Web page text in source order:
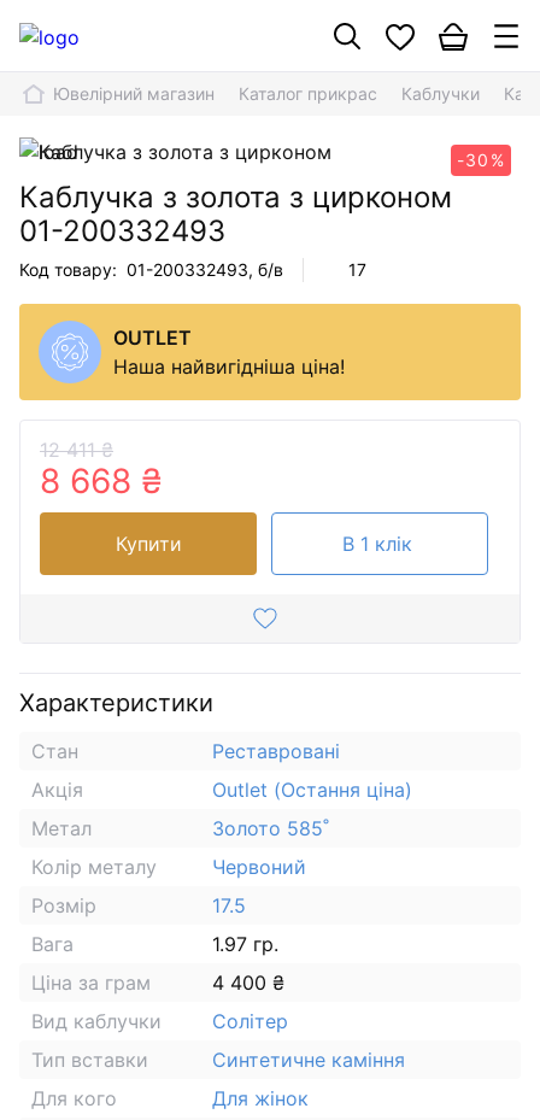
Ювелірний магазин Каталог прикрас Каблучки
-30%
Каблучка з золота з цирконом
01-200332493
Код товару: 01-200332493, б/в 17
OUTLET
Наша найвигідніша ціна!
12 411 ₴
8 668 ₴
Купити В 1 клік
Характеристики
Стан
Реставровані
Акція
Outlet (Остання ціна)
Метал
Золото 585˚
Колір металу
Червоний
Розмір
17.5
Вага
1.97 гр.
Ціна за грам
4 400 ₴
Вид каблучки
Солітер
Тип вставки
Синтетичне каміння
Для кого
Для жінок